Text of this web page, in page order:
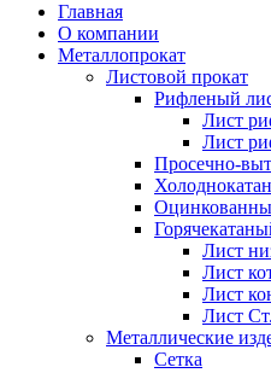
Главная
О компании
Металлопрокат
Листовой прокат
Рифленый
Лист
Лист
Просечно-
Лист
Лист
Лист
Лист
Металлические
Сетка